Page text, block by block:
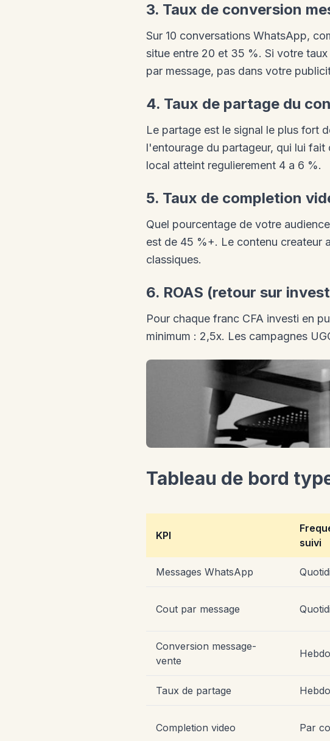
3. Taux de conversion
Sur 10 conversations WhatsApp,
situe entre 20 et 35 %. Si votre
par message, pas dans votre
4. Taux de partage du
Le partage est le signal le plus fort
l'entourage du partageur, qui lui
local atteint regulierement 4 a 6 %.
5. Taux de completion
Quel pourcentage de votre
est de 45 %+. Le contenu createur
classiques.
6. ROAS (retour sur
Pour chaque franc CFA investi en
minimum : 2,5x. Les campagnes
Tableau de bord
KPI
suivi
Messages WhatsApp
Cout par message
Conversion message-
vente
Taux de partage
Completion video Par